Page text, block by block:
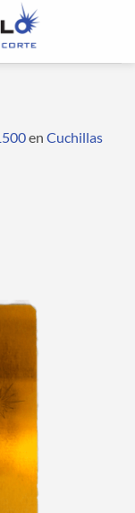
en Cuchillas